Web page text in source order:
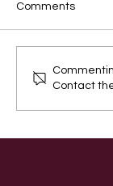
Comments
Contact